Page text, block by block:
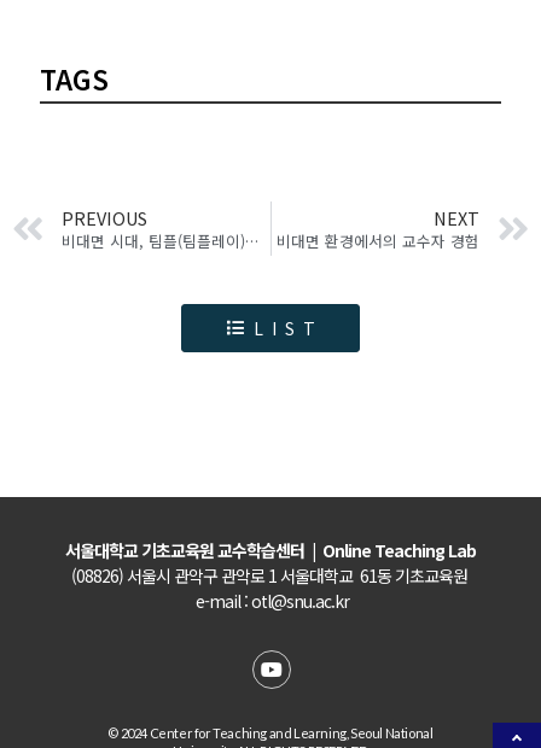
TAGS
PREVIOUS
비대면 시대, 팀플(팀플레이)은 더욱 중요해진다!
NEXT
비대면 환경에서의 교수자 경험
LIST
서울대학교 기초교육원 교수학습센터 | Online Teaching Lab
(08826) 서울시 관악구 관악로 1 서울대학교 61동 기초교육원
e-mail :otl@snu.ac.kr
© 2024 Center for Teaching and Learning, Seoul National